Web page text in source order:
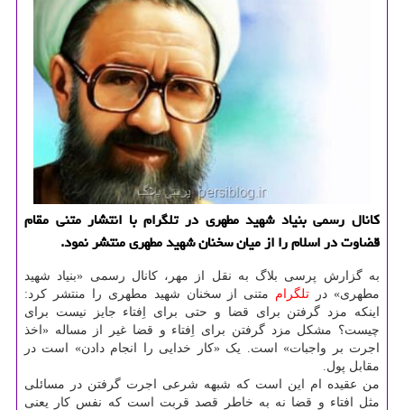
كانال رسمی بنیاد شهید مطهری در تلگرام با انتشار متنی مقام
قضاوت در اسلام را از میان سخنان شهید مطهری منتشر نمود.
به گزارش پرسی بلاگ به نقل از مهر، کانال رسمی «بنیاد شهید
مطهری» در تلگرام متنی از سخنان شهید مطهری را منتشر کرد:
اینکه مزد گرفتن برای قضا و حتی برای اِفتاء جایز نیست برای
چیست؟ مشکل مزد گرفتن برای اِفتاء و قضا غیر از مساله «اخذ
اجرت بر واجبات» است. یک «کار خدایی را انجام دادن» است در
مقابل پول.
من عقیده ام این است که شبهه شرعی اجرت گرفتن در مسائلی
مثل افتاء و قضا نه به خاطر قصد قربت است که نفس کار یعنی